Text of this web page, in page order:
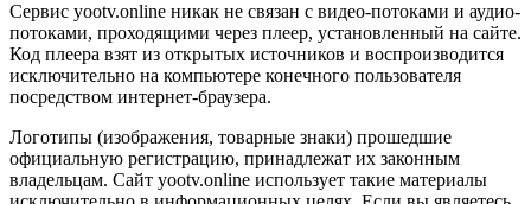
Сервис yootv.online никак не связан с видео-потоками и аудио-
потоками, проходящими через плеер, установленный на сайте.
Код плеера взят из открытых источников и воспроизводится
исключительно на компьютере конечного пользователя
посредством интернет-браузера.
Логотипы (изображения, товарные знаки) прошедшие
официальную регистрацию, принадлежат их законным
владельцам. Сайт yootv.online использует такие материалы